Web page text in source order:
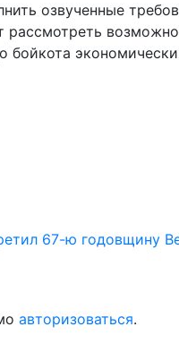
озвученные
бойкота
67-ю годовщину
авторизоваться.